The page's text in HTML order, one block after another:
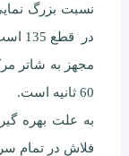
در قطع 135 است.
60 ثانیه است.
فلاش در تمام سرعت ها تا 1/